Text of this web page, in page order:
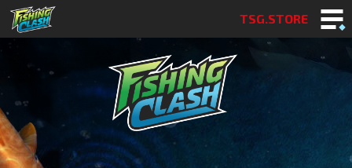
TSG.STORE